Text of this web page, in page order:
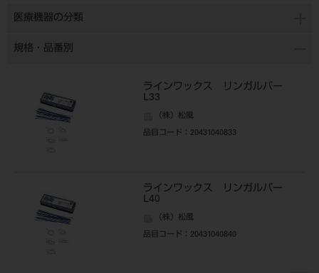
医療機器の分類
規格・品番別
ラインワックス リンガルバー
L33
（株）松風
品目コード ：20431040833
ラインワックス リンガルバー
L40
（株）松風
品目コード ：20431040840